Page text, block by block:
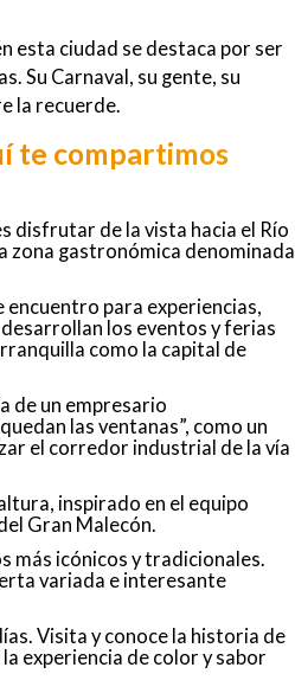
esta ciudad se destaca por ser
Su Carnaval, su gente, su
la recuerde.
te compartimos
disfrutar de la vista hacia el Río
zona gastronómica denominada
encuentro para experiencias,
los eventos y ferias
como la capital de
de un empresario
las ventanas”, como un
el corredor industrial de la vía
inspirado en el equipo
Gran Malecón.
más icónicos y tradicionales.
variada e interesante
Visita y conoce la historia de
experiencia de color y sabor